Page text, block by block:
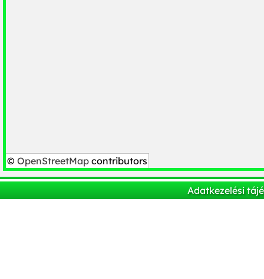
© OpenStreetMap contributors
Adatkezelési